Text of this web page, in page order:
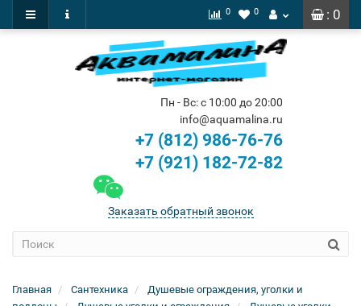
: 0
0 0
Пн - Вс: с 10:00 до 20:00
info@aquamalina.ru
+7 (812) 986-76-76
+7 (921) 182-72-82
Заказать обратный звонок
Главная Сантехника
Душевые ограждения, уголки и